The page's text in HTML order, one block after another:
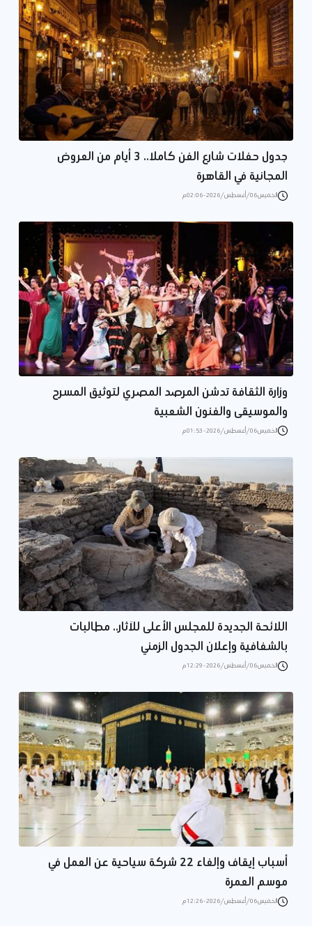
جدول حفلات شارع الفن كاملا.. 3 أيام من العروض
المجانية في القاهرة
الخميس 06/أغسطس/2026 - 02:06 م
وزارة الثقافة تدشن المرصد المصري لتوثيق المسرح
والموسيقى والفنون الشعبية
الخميس 06/أغسطس/2026 - 01:53 م
اللائحة الجديدة للمجلس الأعلى للآثار.. مطالبات
بالشفافية وإعلان الجدول الزمني
الخميس 06/أغسطس/2026 - 12:29 م
أسباب إيقاف وإلغاء 22 شركة سياحية عن العمل في
موسم العمرة
الخميس 06/أغسطس/2026 - 12:26 م